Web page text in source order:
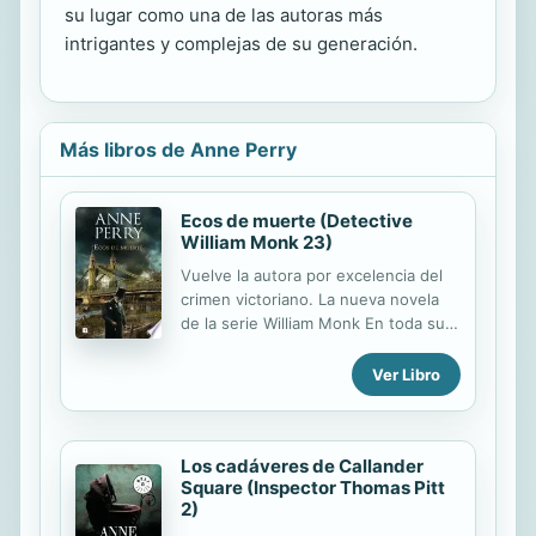
su lugar como una de las autoras más
intrigantes y complejas de su generación.
Más libros de Anne Perry
Ecos de muerte (Detective
William Monk 23)
Vuelve la autora por excelencia del
crimen victoriano. La nueva novela
de la serie William Monk En toda su
Policía Fluvial, Monk nunca había
visto una escena del crimen más
almacén húngaro yace muerto en
medio de su oficina cubierta de
sangre, el pecho atravesado por una
bayoneta y misteriosamente rodeado
Ver Libro
Los cadáveres de Callander
Square (Inspector Thomas Pitt
2)